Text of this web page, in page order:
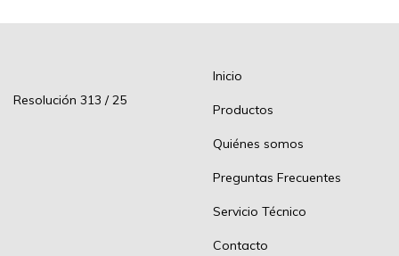
Resolución 313 / 25
Inicio
Productos
Quiénes somos
Preguntas Frecuentes
Servicio Técnico
Contacto